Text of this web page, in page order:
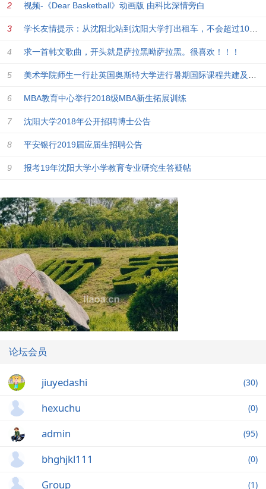
视频-《Dear Basketball》动画版 由科比深情旁白
求一首韩文歌曲，开头就是萨拉黑呦萨拉黑。很喜欢！！！
MBA教育中心举行2018级MBA新生拓展训练
沈阳大学2018年公开招聘博士公告
平安银行2019届应届生招聘公告
报考19年沈阳大学小学教育专业研究生答疑帖
论坛会员
jiuyedashi (30)
hexuchu (0)
admin (95)
bhghjkl111 (0)
Group (1)